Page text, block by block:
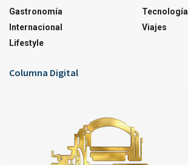
Gastronomía
Internacional
Lifestyle
Tecnología
Viajes
Columna Digital